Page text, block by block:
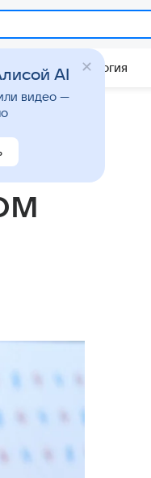
Психология
AI
видео —